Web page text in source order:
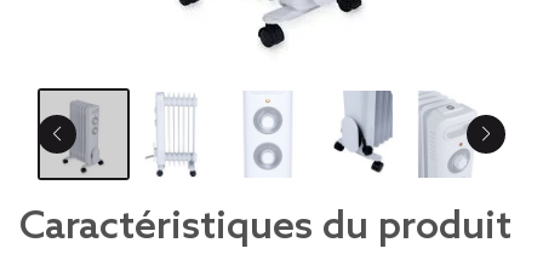
Caractéristiques du produit